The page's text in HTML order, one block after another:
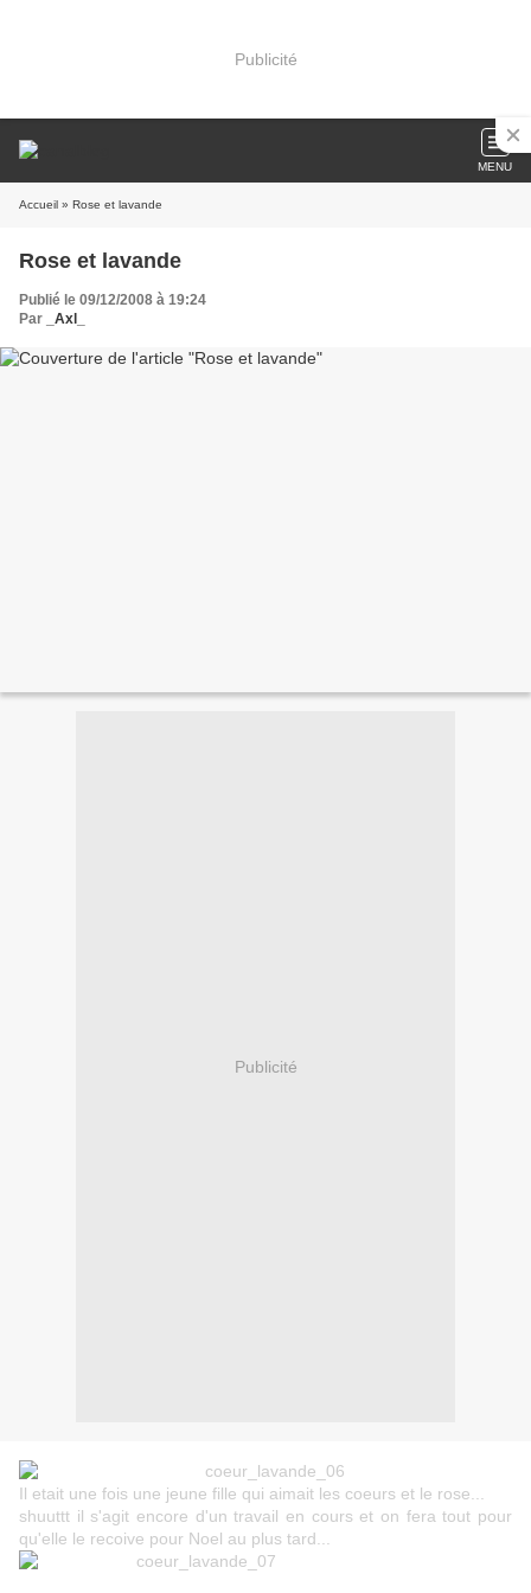
Publicité
MENU
Accueil » Rose et lavande
Rose et lavande
Publié le 09/12/2008 à 19:24
Par
_Axl_
Publicité
Il etait une fois une jeune fille qui aimait les coeurs et le rose...
shuuttt il s'agit encore d'un travail en cours et on fera tout pour
qu'elle le recoive pour Noel au plus tard...